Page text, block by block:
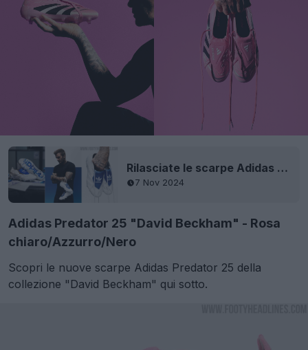
Rilasciate le scarpe Adidas Predator 'David Beckham' 2024 - Disponibili ora - 3.000 paia in tutto il mondo
7 Nov 2024
Adidas Predator 25 "David Beckham" - Rosa
chiaro/Azzurro/Nero
Scopri le nuove scarpe Adidas Predator 25 della
collezione "David Beckham" qui sotto.